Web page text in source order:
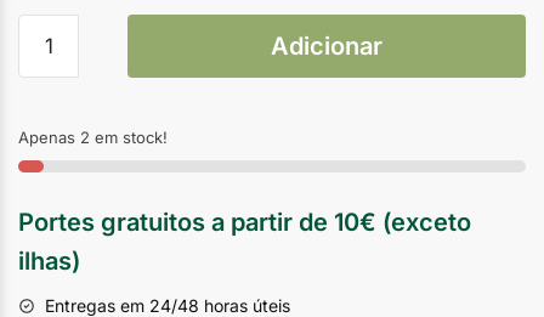
Adicionar
Apenas 2 em stock!
Portes gratuitos a partir de 10€ (exceto
ilhas)
Entregas em 24/48 horas úteis